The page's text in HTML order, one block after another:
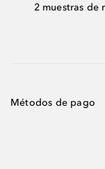
2 muestras de
Métodos de pago